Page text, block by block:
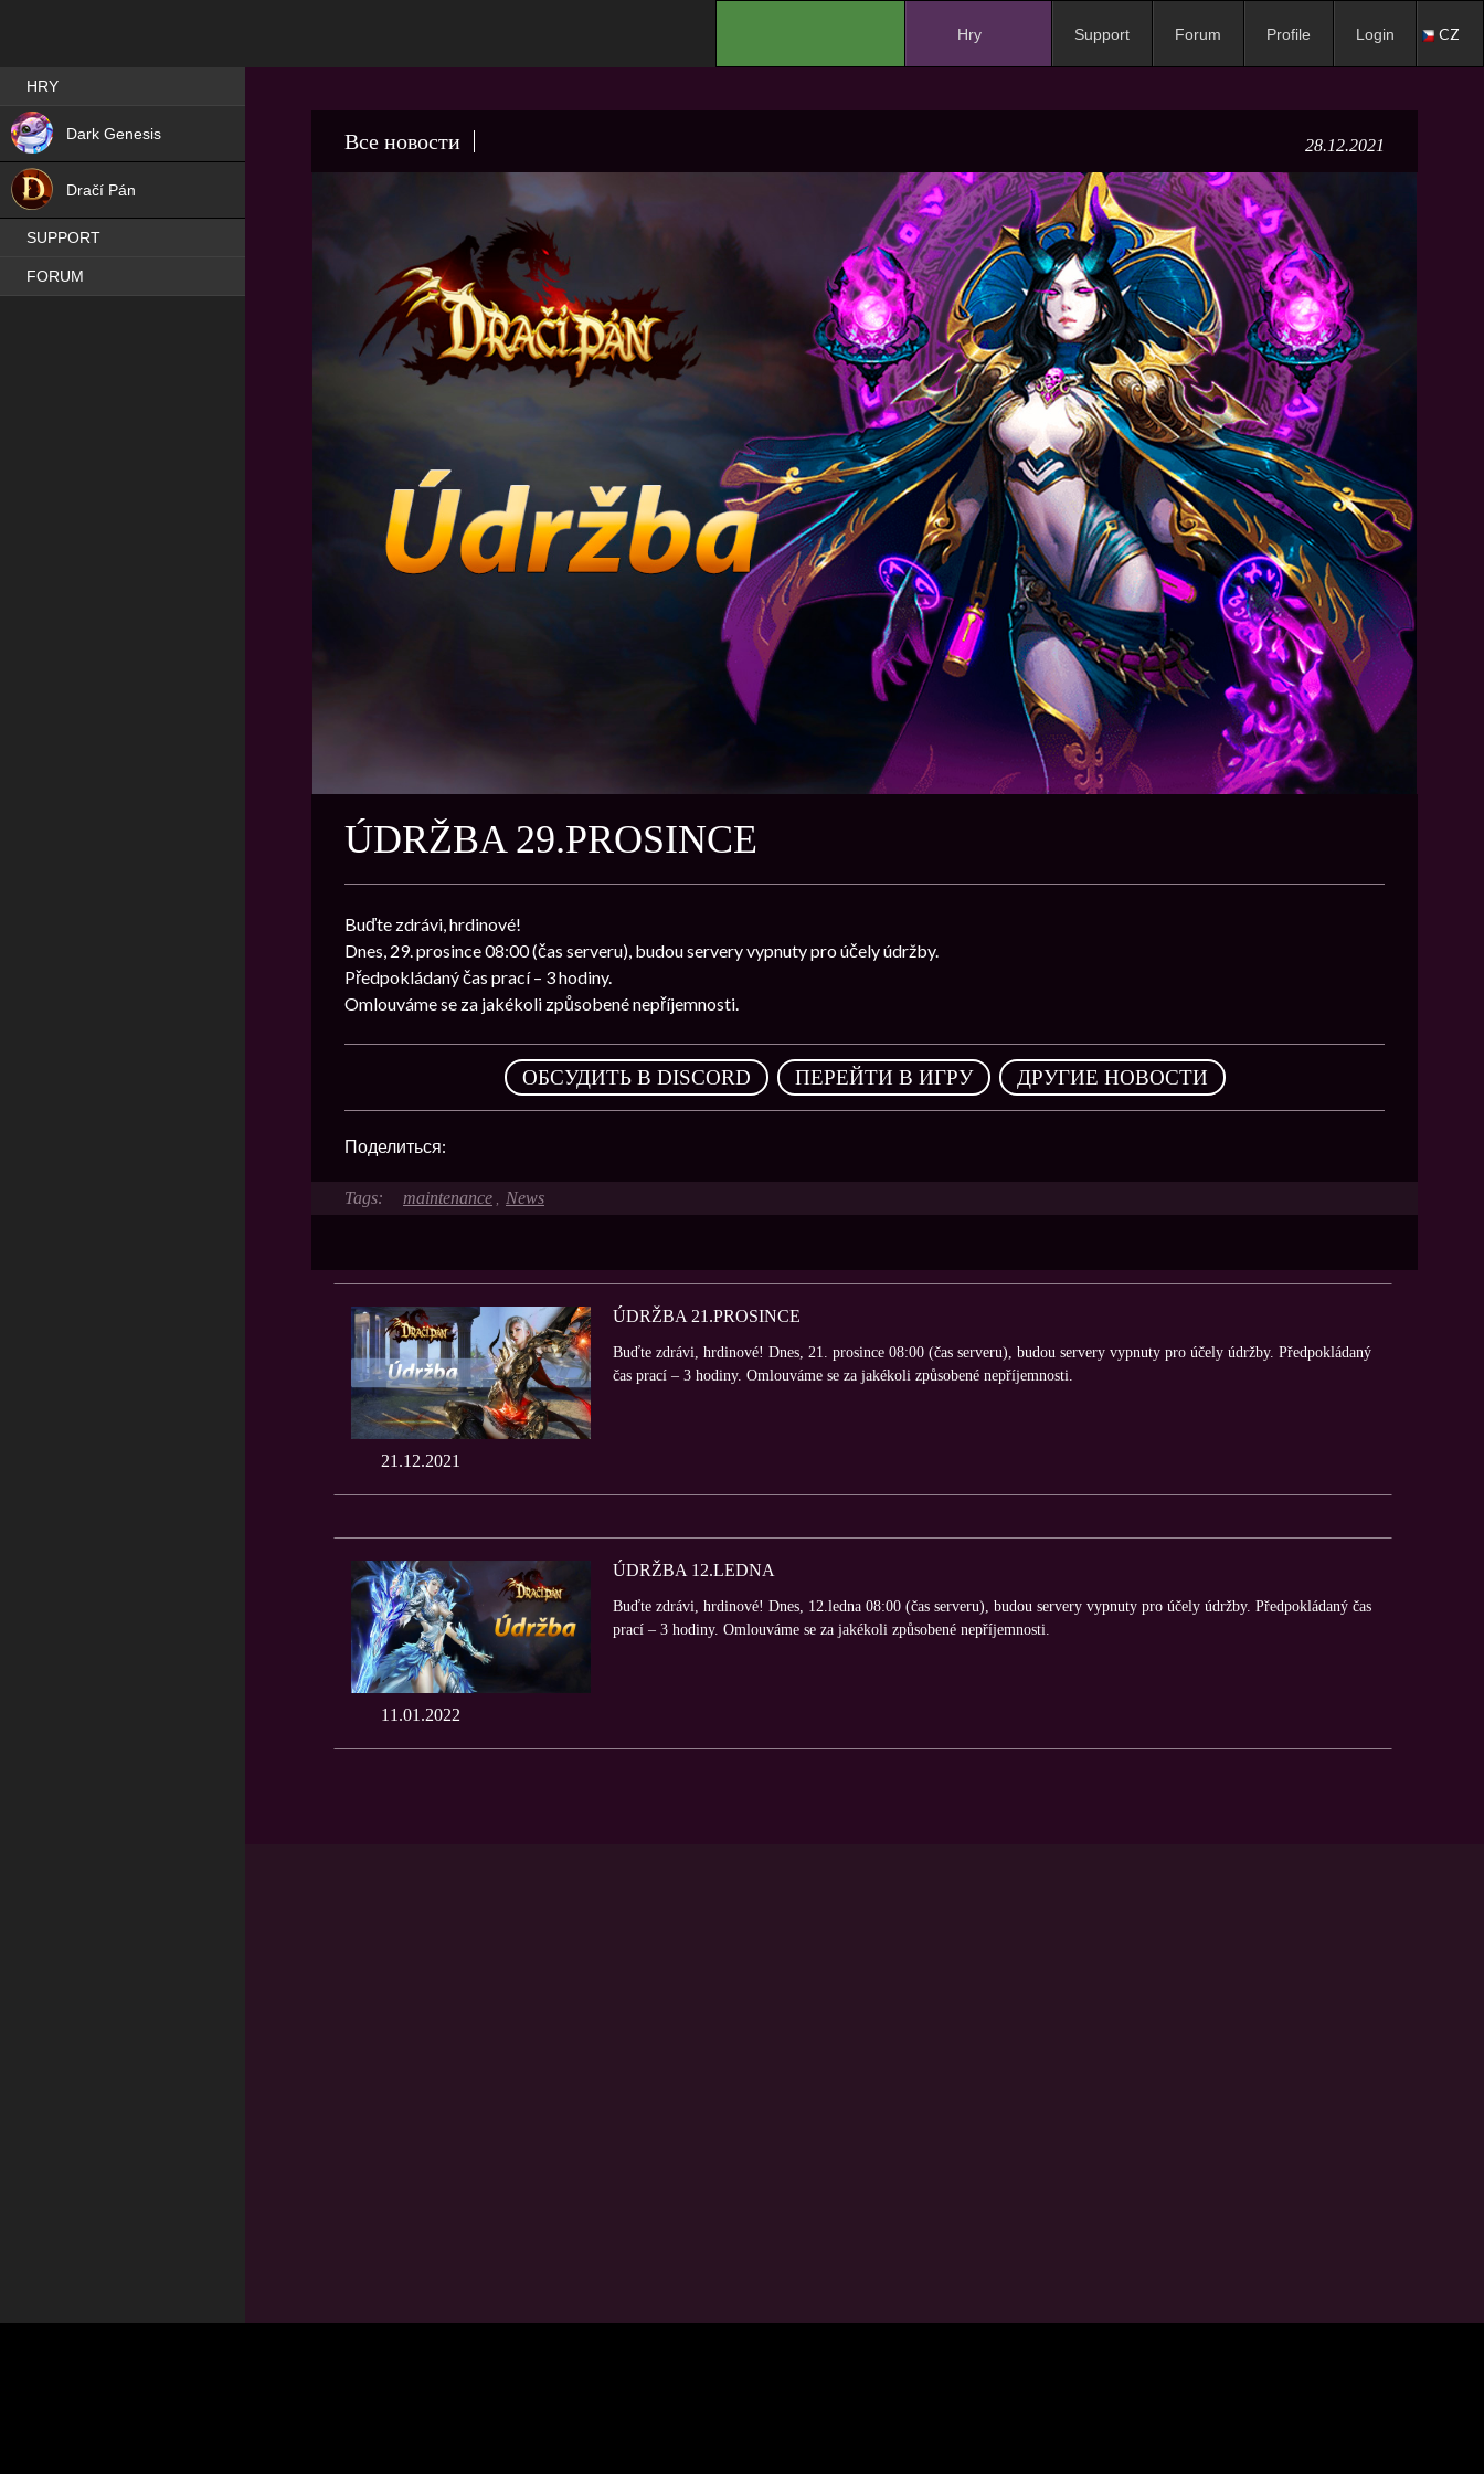
Hry Support Forum Profile Login CZ
Все новости 28.12.2021
ÚDRŽBA 29.PROSINCE
Buďte zdrávi, hrdinové!
Dnes, 29. prosince 08:00 (čas serveru), budou servery vypnuty pro účely údržby.
Předpokládaný čas prací – 3 hodiny.
Omlouváme se za jakékoli způsobené nepříjemnosti.
ОБСУДИТЬ В DISCORD , ПЕРЕЙТИ В ИГРУ , ДРУГИЕ НОВОСТИ
Поделиться:
maintenance News
21.12.2021
ÚDRŽBA 21.PROSINCE
Buďte zdrávi, hrdinové! Dnes, 21. prosince 08:00 (čas serveru), budou servery vypnuty pro účely údržby. Předpokládaný
čas prací – 3 hodiny. Omlouváme se za jakékoli způsobené nepříjemnosti.
11.01.2022
ÚDRŽBA 12.LEDNA
Buďte zdrávi, hrdinové! Dnes, 12.ledna 08:00 (čas serveru), budou servery vypnuty pro účely údržby. Předpokládaný čas
prací – 3 hodiny. Omlouváme se za jakékoli způsobené nepříjemnosti.
Best RPG games in Čeština
HRY
Dark Genesis
Dračí Pán
SUPPORT
FORUM